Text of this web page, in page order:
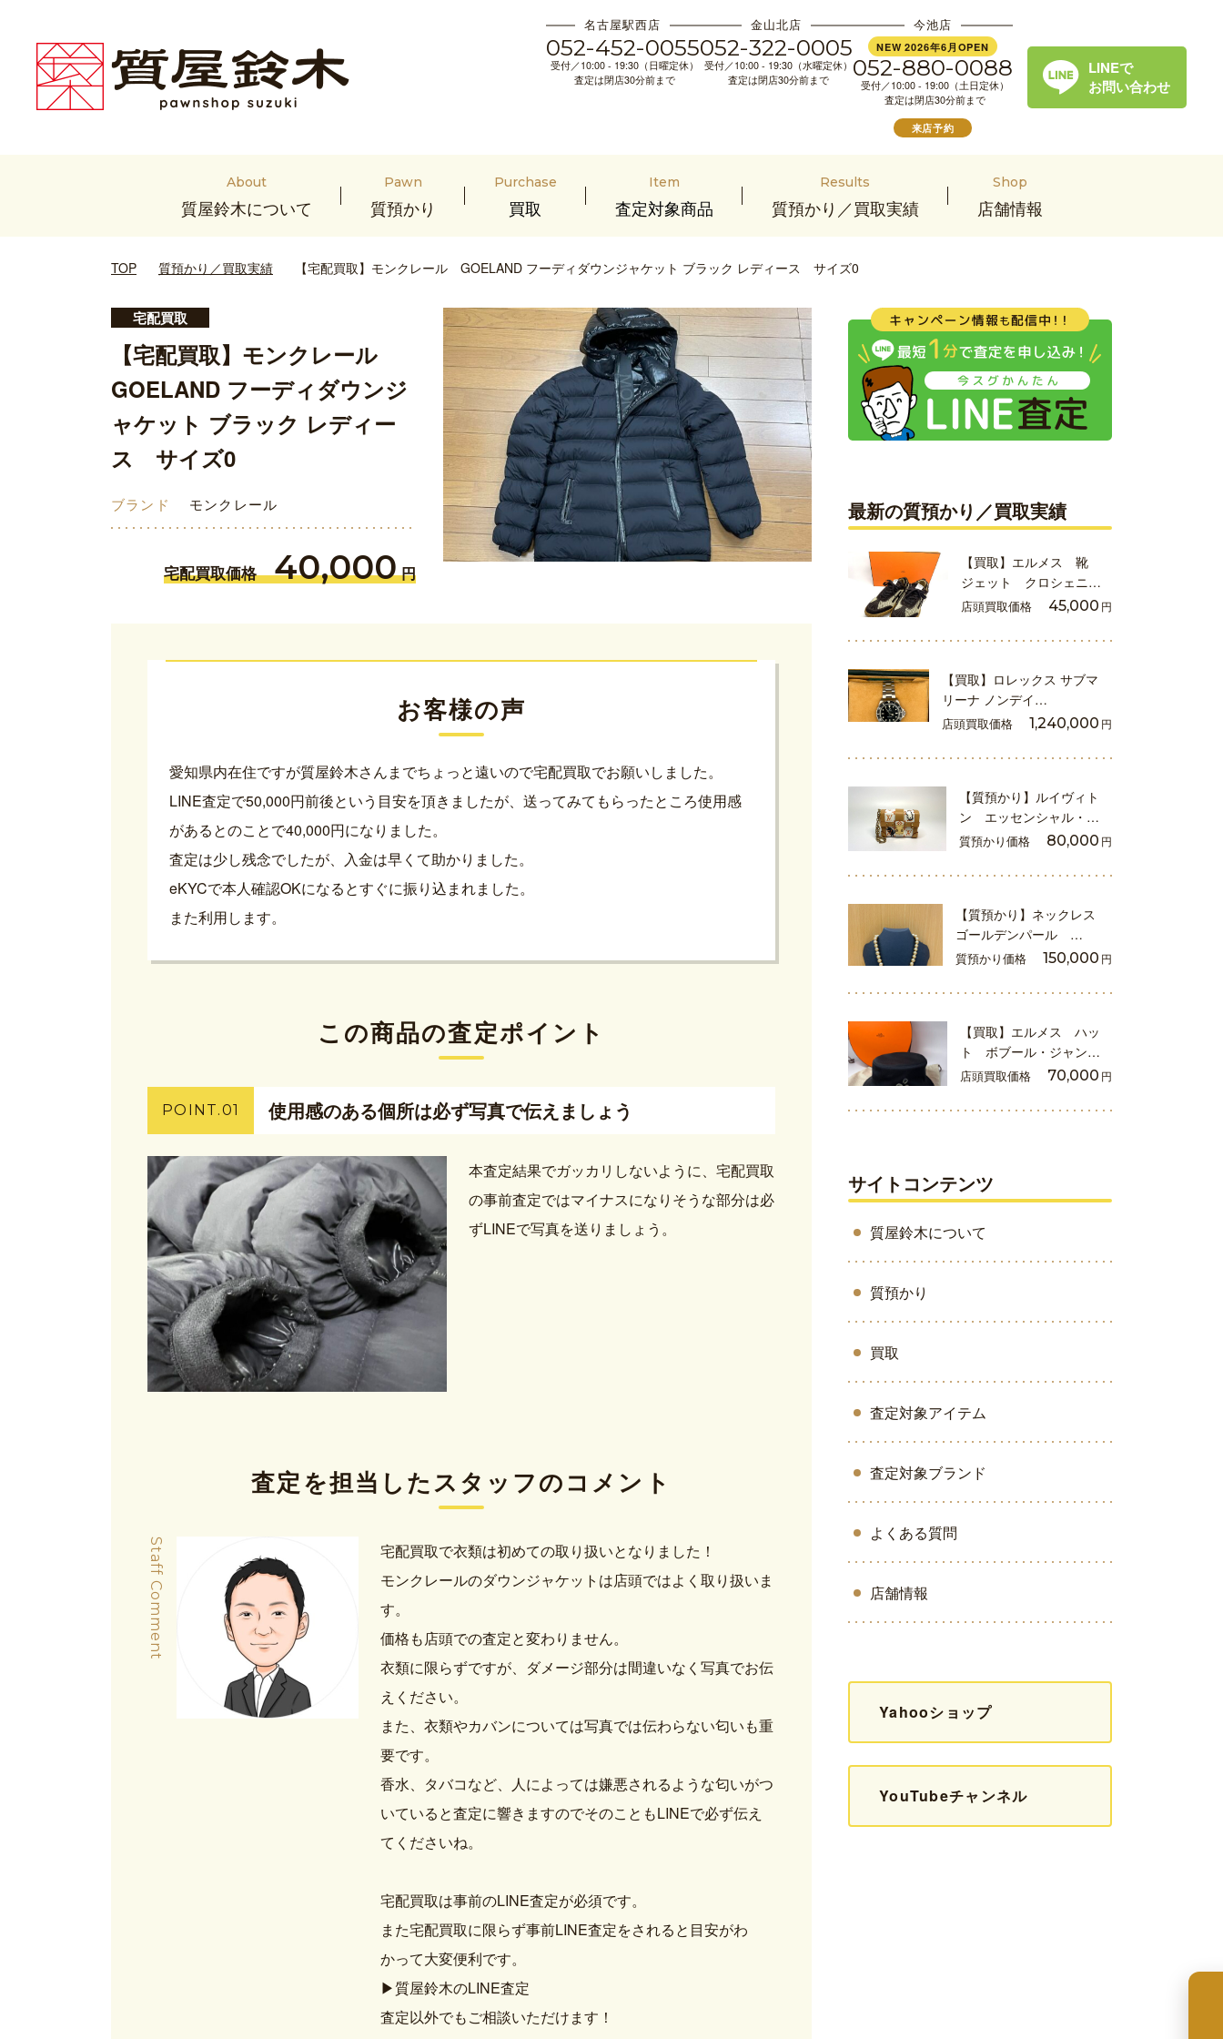
名古屋駅西店
052-452-0055
受付／10:00 - 19:30（日曜定休）
査定は閉店30分前まで
金山北店
052-322-0005
受付／10:00 - 19:30（水曜定休）
査定は閉店30分前まで
今池店
NEW 2026年6月OPEN
052-880-0088
受付／10:00 - 19:00（土日定休）
査定は閉店30分前まで
来店予約
LINEで
お問い合わせ
About
質屋鈴木について
Pawn
質預かり
Purchase
買取
Item
査定対象商品
Results
質預かり／買取実績
Shop
店舗情報
TOP 質預かり／買取実績 【宅配買取】モンクレール GOELAND フーディダウンジャケット ブラック レディース サイズ0
宅配買取
【宅配買取】モンクレール
GOELAND フーディダウンジ
ャケット ブラック レディー
ス サイズ0
ブランド モンクレール
宅配買取価格 40,000 円
お客様の声
愛知県内在住ですが質屋鈴木さんまでちょっと遠いので宅配買取でお願いしました。
LINE査定で50,000円前後という目安を頂きましたが、送ってみてもらったところ使用感
があるとのことで40,000円になりました。
査定は少し残念でしたが、入金は早くて助かりました。
eKYCで本人確認OKになるとすぐに振り込まれました。
また利用します。
この商品の査定ポイント
POINT.01 使用感のある個所は必ず写真で伝えましょう
本査定結果でガッカリしないように、宅配買取
の事前査定ではマイナスになりそうな部分は必
ずLINEで写真を送りましょう。
査定を担当したスタッフのコメント
Staff Comment
宅配買取で衣類は初めての取り扱いとなりました！
モンクレールのダウンジャケットは店頭ではよく取り扱いま
す。
価格も店頭での査定と変わりません。
衣類に限らずですが、ダメージ部分は間違いなく写真でお伝
えください。
また、衣類やカバンについては写真では伝わらない匂いも重
要です。
香水、タバコなど、人によっては嫌悪されるような匂いがつ
いていると査定に響きますのでそのこともLINEで必ず伝え
てくださいね。
宅配買取は事前のLINE査定が必須です。
また宅配買取に限らず事前LINE査定をされると目安がわ
かって大変便利です。
▶質屋鈴木のLINE査定
査定以外でもご相談いただけます！
最新の質預かり／買取実績
【買取】エルメス 靴
ジェット クロシェニ…
店頭買取価格 45,000 円
【買取】ロレックス サブマ
リーナ ノンデイ…
店頭買取価格 1,240,000 円
【質預かり】ルイヴィト
ン エッセンシャル・…
質預かり価格 80,000 円
【質預かり】ネックレス
ゴールデンパール …
質預かり価格 150,000 円
【買取】エルメス ハッ
ト ボブール・ジャン…
店頭買取価格 70,000 円
サイトコンテンツ
質屋鈴木について
質預かり
買取
査定対象アイテム
査定対象ブランド
よくある質問
店舗情報
Yahooショップ
YouTubeチャンネル